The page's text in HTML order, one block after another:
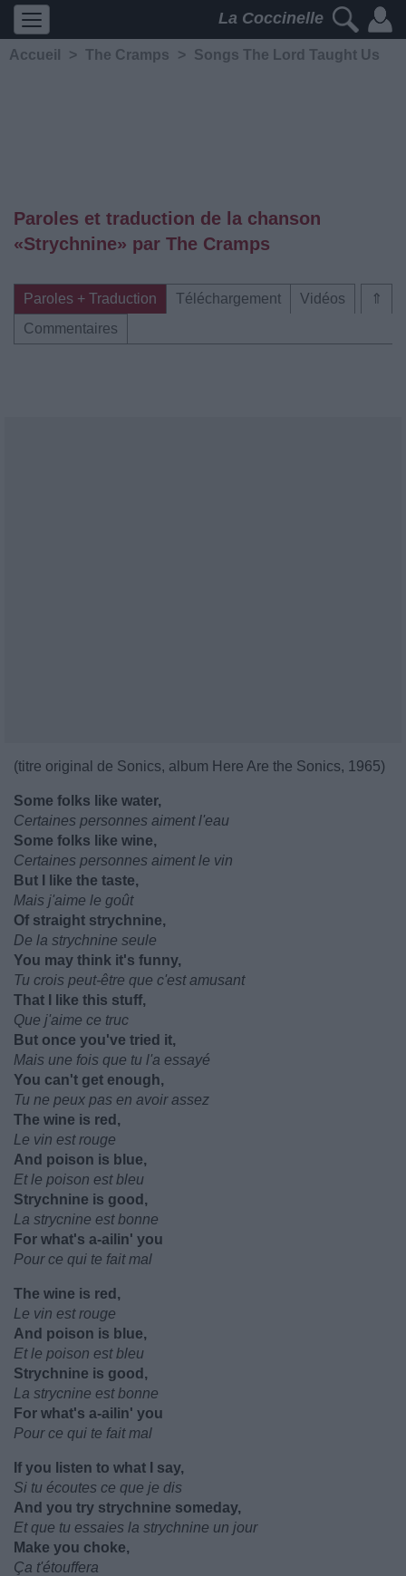
La Coccinelle
Accueil > The Cramps > Songs The Lord Taught Us
Paroles et traduction de la chanson
«Strychnine» par The Cramps
⇑
Paroles + Traduction Téléchargement
Vidéos
Commentaires
(titre original de Sonics, album Here Are the Sonics, 1965)
Some folks like water,
Certaines personnes aiment l'eau
Some folks like wine,
Certaines personnes aiment le vin
But I like the taste,
Mais j'aime le goût
Of straight strychnine,
De la strychnine seule
You may think it's funny,
Tu crois peut-être que c'est amusant
That I like this stuff,
Que j'aime ce truc
But once you've tried it,
Mais une fois que tu l'a essayé
You can't get enough,
Tu ne peux pas en avoir assez
The wine is red,
Le vin est rouge
And poison is blue,
Et le poison est bleu
Strychnine is good,
La strycnine est bonne
For what's a-ailin' you
Pour ce qui te fait mal
The wine is red,
Le vin est rouge
And poison is blue,
Et le poison est bleu
Strychnine is good,
La strycnine est bonne
For what's a-ailin' you
Pour ce qui te fait mal
If you listen to what I say,
Si tu écoutes ce que je dis
And you try strychnine someday,
Et que tu essaies la strychnine un jour
Make you choke,
Ça t'étouffera